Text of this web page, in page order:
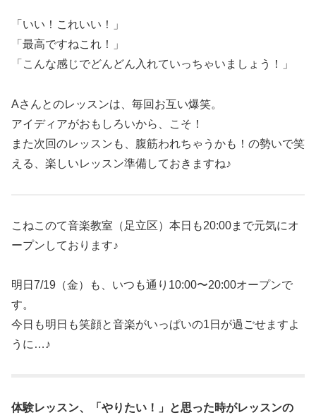
「いい！これいい！」
「最高ですねこれ！」
「こんな感じでどんどん入れていっちゃいましょう！」
Aさんとのレッスンは、毎回お互い爆笑。
アイディアがおもしろいから、こそ！
また次回のレッスンも、腹筋われちゃうかも！の勢いで笑
える、楽しいレッスン準備しておきますね♪
こねこのて音楽教室（足立区）本日も20:00まで元気にオ
ープンしております♪
明日7/19（金）も、いつも通り10:00〜20:00オープンで
す。
今日も明日も笑顔と音楽がいっぱいの1日が過ごせますよ
うに…♪
体験レッスン、「やりたい！」と思った時がレッスンの